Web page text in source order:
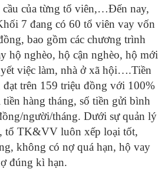
của từng tổ viên,…Đến nay,
7 đang có 60 tổ viên vay vốn
bao gồm các chương trình
hộ nghèo, hộ cận nghèo, hộ mới
việc làm, nhà ở xã hội….Tiền
trên 159 triệu đồng với 100%
hàng tháng, số tiền gửi bình
người/tháng. Dưới sự quản lý
tổ TK&VV luôn xếp loại tốt,
không có nợ quá hạn, hộ vay
đúng kì hạn.